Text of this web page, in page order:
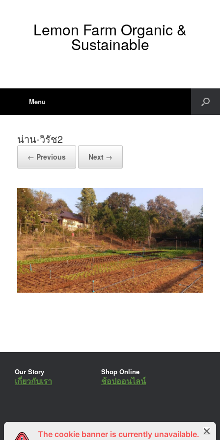
Lemon Farm Organic &
Sustainable
Menu
น่าน-วิรัช2
← Previous Next →
Our Story
เกี่ยวกับเรา
Shop Online
ช้อปออนไลน์
ร่วมงานกับเรา Lemon Farm Cafe
The cookie banner is currently unavailable.